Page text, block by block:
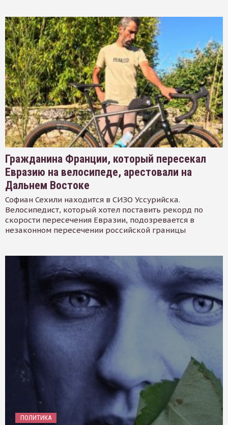
Гражданина Франции, который пересекал
Евразию на велосипеде, арестовали на
Дальнем Востоке
Софиан Сехили находится в СИЗО Уссурийска.
Велосипедист, который хотел поставить рекорд по
скорости пересечения Евразии, подозревается в
незаконном пересечении российской границы
ПОЛИТИКА